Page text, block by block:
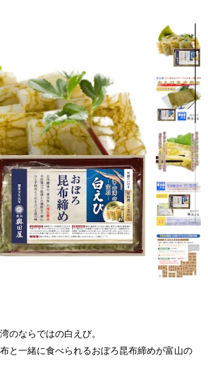
のならではの白えび。
と一緒に食べられるおぼろ昆布締めが富山の